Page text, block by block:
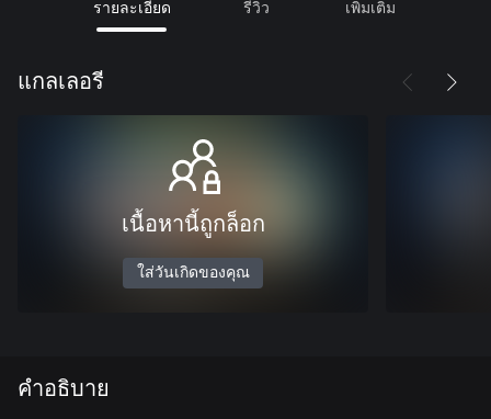
รายละเอียด รีวิว เพิ่มเติม
แกลเลอรี
เนื้อหานี้ถูกล็อก
ใส่วันเกิดของคุณ
คำอธิบาย